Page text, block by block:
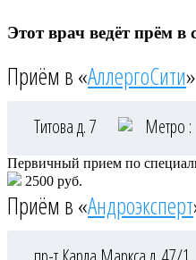
Этот врач ведёт прём
Приём в «АллергоСити»
Титова д. 7 Метро :
Первичный прием по
2500 руб.
Приём в «Андроэксперт